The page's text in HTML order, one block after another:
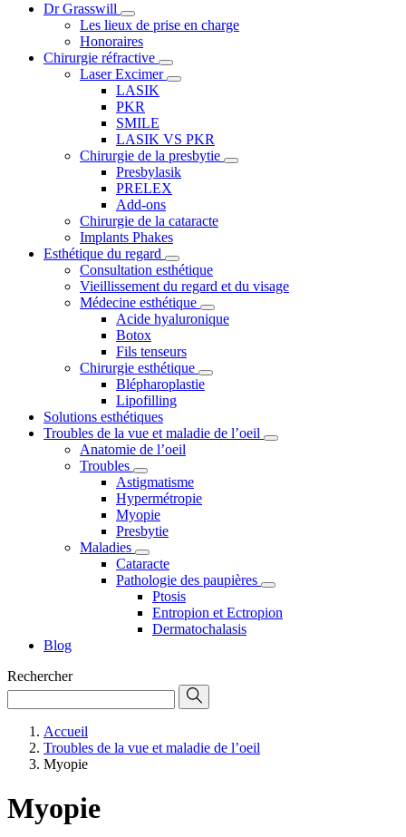
Dr Grasswill
Les lieux de prise en charge
Honoraires
Chirurgie réfractive
Laser Excimer
LASIK
PKR
SMILE
LASIK VS PKR
Chirurgie de la presbytie
Presbylasik
PRELEX
Add-ons
Chirurgie de la cataracte
Implants Phakes
Esthétique du regard
Consultation esthétique
Vieillissement du regard et du visage
Médecine esthétique
Acide hyaluronique
Botox
Fils tenseurs
Chirurgie esthétique
Blépharoplastie
Lipofilling
Solutions esthétiques
Troubles de la vue et maladie de l’oeil
Anatomie de l’oeil
Troubles
Astigmatisme
Hypermétropie
Myopie
Presbytie
Maladies
Cataracte
Pathologie des paupières
Ptosis
Entropion et Ectropion
Dermatochalasis
Blog
Rechercher
Accueil
Troubles de la vue et maladie de l’oeil
Myopie
Myopie